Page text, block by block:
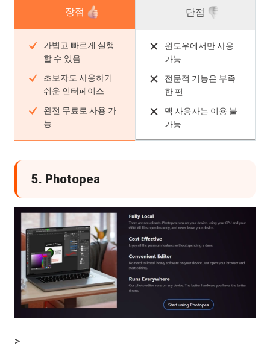
장점
가볍고 빠르게 실행
할 수 있음
초보자도 사용하기
쉬운 인터페이스
완전 무료로 사용 가
능
단점
윈도우에서만 사용
가능
전문적 기능은 부족
한 편
맥 사용자는 이용 불
가능
5. Photopea
>